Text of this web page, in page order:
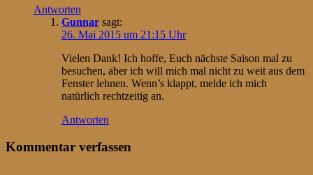
Antworten
Gunnar sagt:
26. Mai 2015 um 21:15 Uhr
Vielen Dank! Ich hoffe, Euch nächste Saison mal zu
besuchen, aber ich will mich mal nicht zu weit aus dem
Fenster lehnen. Wenn’s klappt, melde ich mich
natürlich rechtzeitig an.
Antworten
Kommentar verfassen